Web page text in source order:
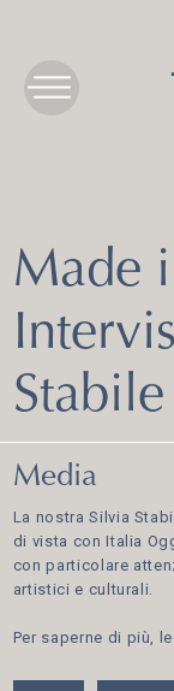
Made
Stabile
Media
La nostra Silvia
di vista con Italia
con particolare
artistici e culturali.
Per saperne di più,